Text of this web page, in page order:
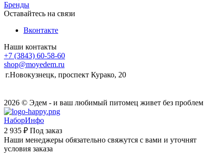
Бренды
Оставайтесь на связи
Вконтакте
Наши контакты
+7 (3843) 60-58-60
shop@moyedem.ru
г.Новокузнецк, проспект Курако, 20
2026 © Эдем - и ваш любимый питомец живет без проблем
НаборИнфо
2 935 ₽ Под заказ
Наши менеджеры обязательно свяжутся с вами и уточнят
условия заказа